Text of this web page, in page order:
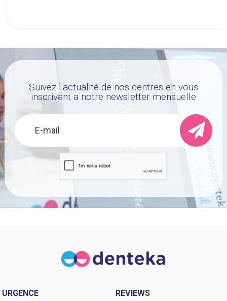
Suivez l'actualité de nos centres en vous
inscrivant a notre newsletter mensuelle
URGENCE REVIEWS